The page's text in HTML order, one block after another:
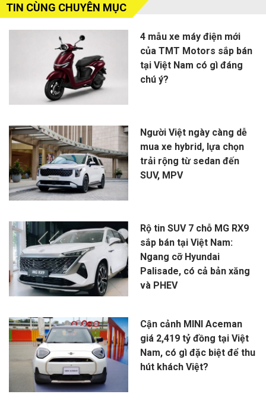
TIN CÙNG CHUYÊN MỤC
4 mẫu xe máy điện mới
của TMT Motors sắp bán
tại Việt Nam có gì đáng
chú ý?
Người Việt ngày càng dễ
mua xe hybrid, lựa chọn
trải rộng từ sedan đến
SUV, MPV
Rộ tin SUV 7 chỗ MG RX9
sắp bán tại Việt Nam:
Ngang cỡ Hyundai
Palisade, có cả bản xăng
và PHEV
Cận cảnh MINI Aceman
giá 2,419 tỷ đồng tại Việt
Nam, có gì đặc biệt để thu
hút khách Việt?